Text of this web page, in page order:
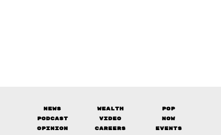
News Wealth
Pop
Podcast
Video
Now
Opinion
Careers
Events